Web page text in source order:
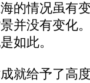
的情况虽有
并没有变化
如此。
给予了高